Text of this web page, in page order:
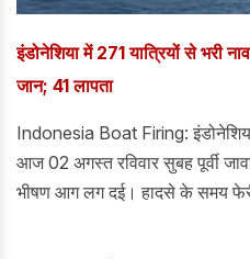
इंडोनेशिया में 271 यात्रियों से भरी
जान; 41 लापता
Indonesia Boat Firing:
आज 02 अगस्त रविवार सुबह पूर्वी
भीषण आग लग दई। हादसे के समय